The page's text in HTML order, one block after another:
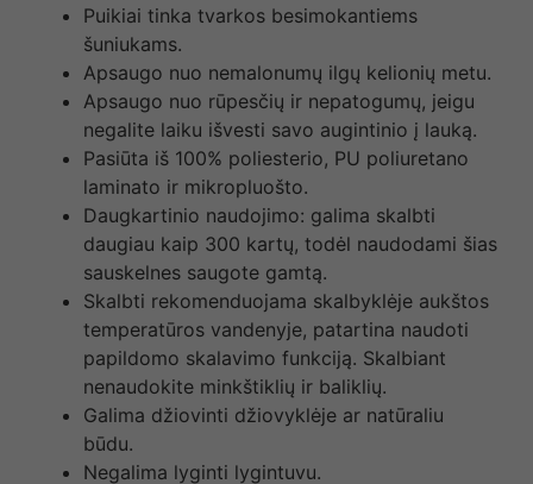
Puikiai tinka tvarkos besimokantiems
šuniukams.
Apsaugo nuo nemalonumų ilgų kelionių metu.
Apsaugo nuo rūpesčių ir nepatogumų, jeigu
negalite laiku išvesti savo augintinio į lauką.
Pasiūta iš 100% poliesterio, PU poliuretano
laminato ir mikropluošto.
Daugkartinio naudojimo: galima skalbti
daugiau kaip 300 kartų, todėl naudodami šias
sauskelnes saugote gamtą.
Skalbti rekomenduojama skalbyklėje aukštos
temperatūros vandenyje, patartina naudoti
papildomo skalavimo funkciją. Skalbiant
nenaudokite minkštiklių ir baliklių.
Galima džiovinti džiovyklėje ar natūraliu
būdu.
Negalima lyginti lygintuvu.